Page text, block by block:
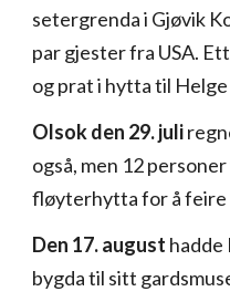
setergrenda i Gjøvik
par gjester fra USA.
og prat i hytta til
Olsok den 29. juli
også, men 12
fløyterhytta for å feire
Den 17. august
bygda til sitt